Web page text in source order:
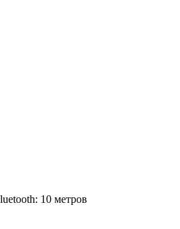
10 метров